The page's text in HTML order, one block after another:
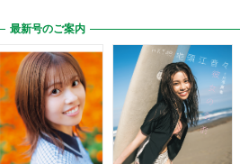
最新号のご案内